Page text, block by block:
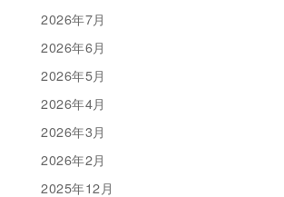
2026年7月
2026年6月
2026年5月
2026年4月
2026年3月
2026年2月
2025年12月